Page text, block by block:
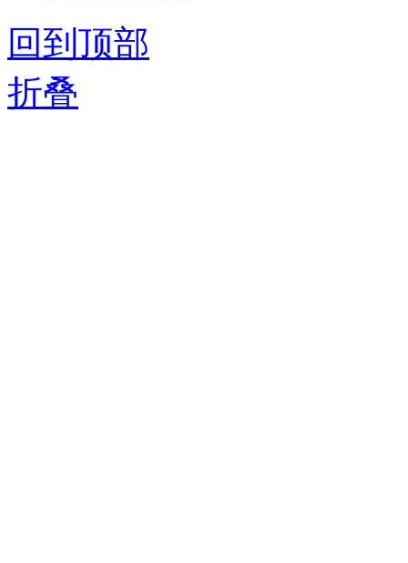
回到顶部
折叠